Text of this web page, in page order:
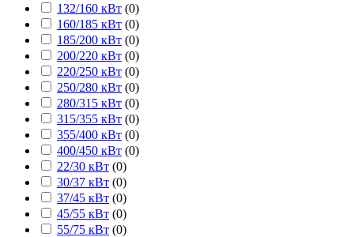
132/160 кВт (0)
160/185 кВт (0)
185/200 кВт (0)
200/220 кВт (0)
220/250 кВт (0)
250/280 кВт (0)
280/315 кВт (0)
315/355 кВт (0)
355/400 кВт (0)
400/450 кВт (0)
22/30 кВт (0)
30/37 кВт (0)
37/45 кВт (0)
45/55 кВт (0)
55/75 кВт (0)